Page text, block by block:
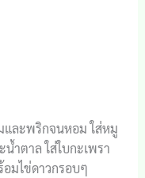
และพริกจนหอม ใส่หมู
ำตาล ใส่ใบกะเพรา
มไข่ดาวกรอบๆ